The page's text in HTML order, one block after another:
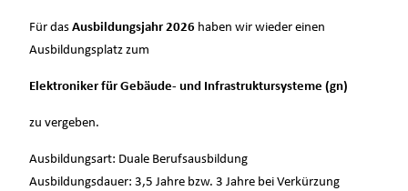
Für dasAusbildungsjahr 2026 haben wir wieder einen
Ausbildungsplatz zum
Elektroniker für Gebäude- und Infrastruktursysteme (gn)
zu vergeben.
Ausbildungsart: Duale Berufsausbildung
Ausbildungsdauer: 3,5 Jahre bzw. 3 Jahre bei Verkürzung